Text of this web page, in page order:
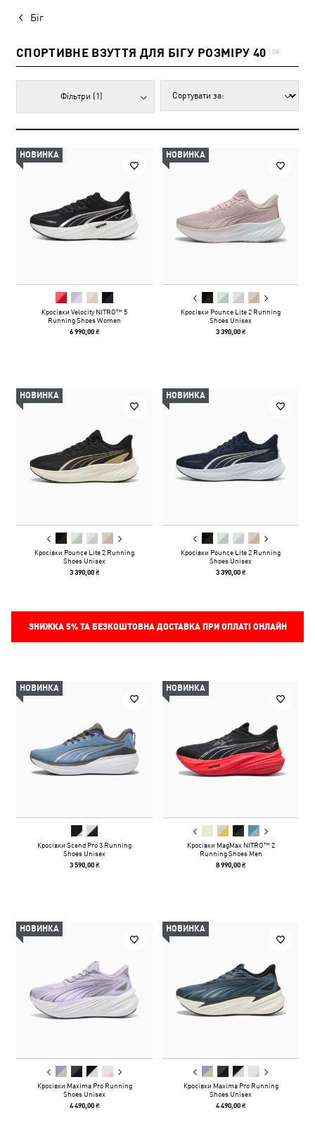
Біг
СПОРТИВНЕ ВЗУТТЯ ДЛЯ БІГУ РОЗМІРУ 40 108
Фільтри (1)
НОВИНКА
Кросівки Velocity NITRO™ 5
Running Shoes Women
6 990,00 ₴
НОВИНКА
Кросівки Pounce Lite 2 Running
Shoes Unisex
3 390,00 ₴
НОВИНКА
Кросівки Pounce Lite 2 Running
Shoes Unisex
3 390,00 ₴
НОВИНКА
Кросівки Pounce Lite 2 Running
Shoes Unisex
3 390,00 ₴
ЗНИЖКА 5%ТА БЕЗКОШТОВНА ДОСТАВКА ПРИ ОПЛАТІ ОНЛАЙН
НОВИНКА
Кросівки Scend Pro 3 Running
Shoes Unisex
3 590,00 ₴
НОВИНКА
Кросівки MagMax NITRO™ 2
Running Shoes Men
8 990,00 ₴
НОВИНКА
Кросівки Maxima Pro Running
Shoes Unisex
4 490,00 ₴
НОВИНКА
Кросівки Maxima Pro Running
Shoes Unisex
4 490,00 ₴